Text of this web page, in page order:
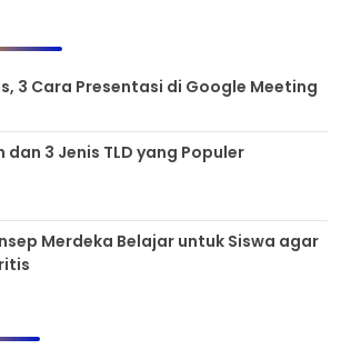
3 Cara Presentasi di Google Meeting
3 Jenis TLD yang Populer
Merdeka Belajar untuk Siswa agar